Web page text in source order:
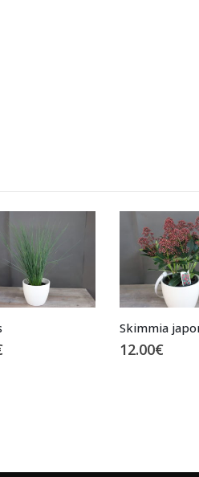
japonica Rot
€
Alpenveilchen
3.50€